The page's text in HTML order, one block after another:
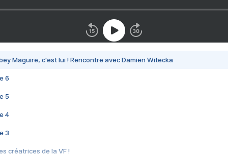
Maguire, c'est lui ! Rencontre avec Damien Witecka
6
5
4
3
créatrices de la VF !